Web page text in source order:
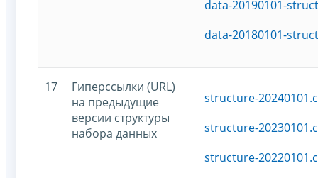
data-20190101-
data-20180101-
17
Гиперссылки (URL)
на предыдущие
версии структуры
набора данных
structure-
structure-
structure-